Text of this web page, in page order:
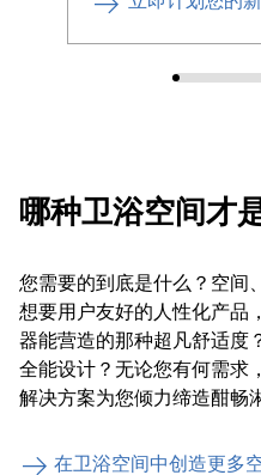
哪种卫浴空间才
您需要的到底是什么？空间
想要用户友好的人性化产品
器能营造的那种超凡舒适度
全能设计？无论您有何需求
解决方案为您倾力缔造酣畅
在卫浴空间中创造更多